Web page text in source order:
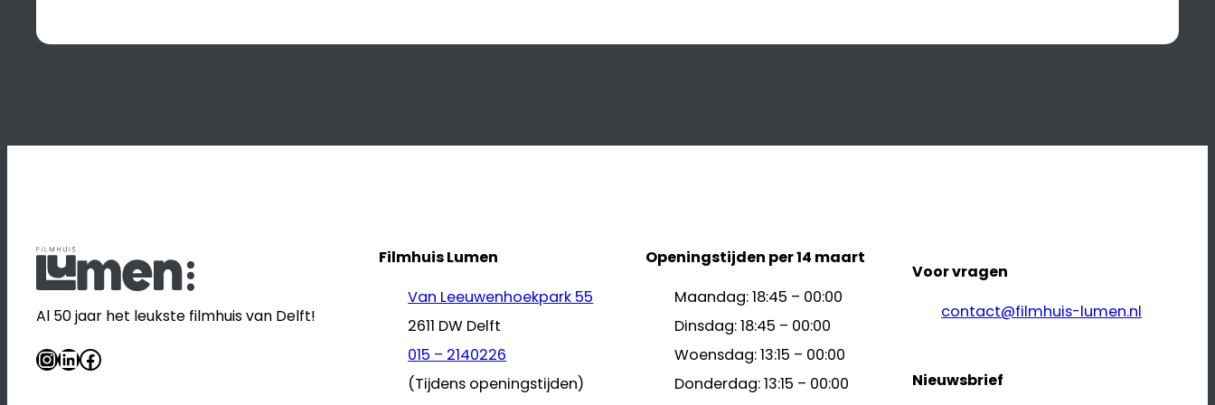
Al 50 jaar het leukste filmhuis van Delft!
InstagramLinkedIn Facebook
Filmhuis Lumen
Van Leeuwenhoekpark 55
2611 DW Delft
015 – 2140226
(Tijdens openingstijden)
Openingstijden per 14 maart
Maandag: 18:45 – 00:00
Dinsdag: 18:45 – 00:00
Woensdag: 13:15 – 00:00
Donderdag: 13:15 – 00:00
Voor vragen
contact@filmhuis-lumen.nl
Nieuwsbrief